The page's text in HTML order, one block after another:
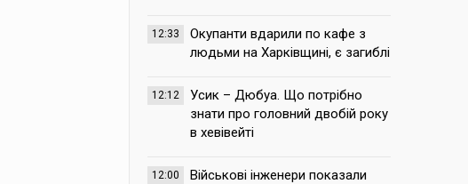
12:33
Окупанти вдарили по кафе з
людьми на Харківщині, є загиблі
12:12
Усик – Дюбуа. Що потрібно
знати про головний двобій року
в хевівейті
12:00
Військові інженери показали